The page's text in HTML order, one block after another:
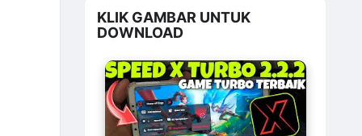
KLIK GAMBAR UNTUK
DOWNLOAD